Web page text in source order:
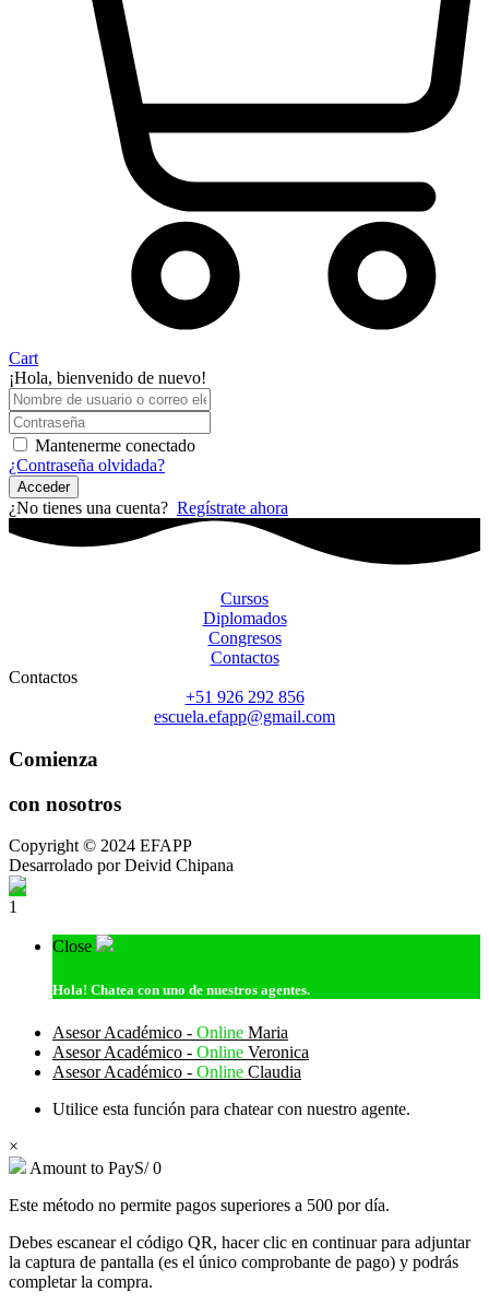
Cart
¡Hola, bienvenido de nuevo!
Mantenerme conectado
¿Contraseña olvidada?
Acceder
¿No tienes una cuenta? Regístrate ahora
Cursos
Diplomados
Congresos
Contactos
Contactos
+51 926 292 856
escuela.efapp@gmail.com
Comienza
con nosotros
Copyright © 2024 EFAPP
Desarrolado por Deivid Chipana
1
Close
Hola! Chatea con uno de nuestros agentes.
Asesor Académico - Online Maria
Asesor Académico - Online Veronica
Asesor Académico - Online Claudia
Utilice esta función para chatear con nuestro agente.
×
Amount to PayS/0
Este método no permite pagos superiores a 500 por día.
Debes escanear el código QR, hacer clic en continuar para adjuntar
la captura de pantalla (es el único comprobante de pago) y podrás
completar la compra.